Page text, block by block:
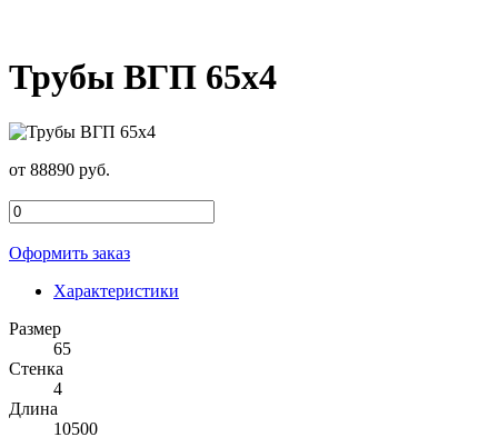
Трубы ВГП 65х4
от 88890 руб.
Оформить заказ
Характеристики
Размер
65
Стенка
4
Длина
10500